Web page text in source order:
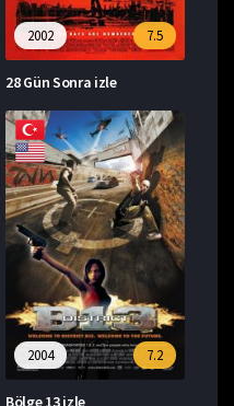
7.5
2002
28 Gün Sonra izle
7.2
2004
Bölge 13 izle